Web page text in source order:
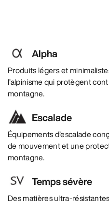
Alpha
Produits légers et
l’alpinisme qui protègent
montagne.
Escalade
Équipements d’escalade
de mouvement et une
montagne.
Temps sévère
Des matières ultra-